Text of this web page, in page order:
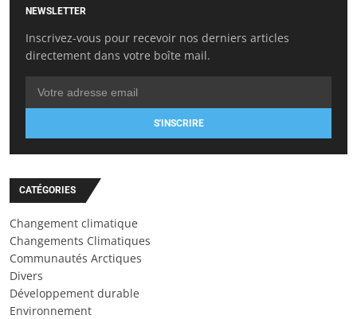
NEWSLETTER
Inscrivez-vous pour recevoir nos derniers articles
directement dans votre boîte mail.
S'INSCRIRE
CATÉGORIES
Changement climatique
Changements Climatiques
Communautés Arctiques
Divers
Développement durable
Environnement